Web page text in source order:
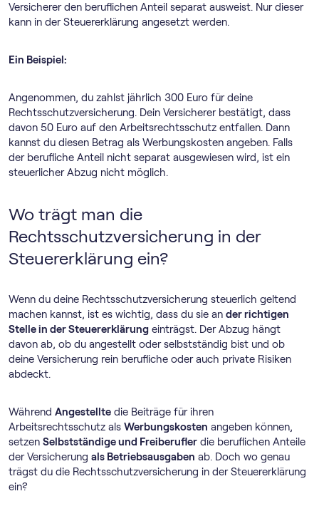
Versicherer den beruflichen Anteil separat ausweist. Nur dieser
kann in der Steuererklärung angesetzt werden.
Ein Beispiel:
Angenommen, du zahlst jährlich 300 Euro für deine
Rechtsschutzversicherung. Dein Versicherer bestätigt, dass
davon 50 Euro auf den Arbeitsrechtsschutz entfallen. Dann
kannst du diesen Betrag als Werbungskosten angeben. Falls
der berufliche Anteil nicht separat ausgewiesen wird, ist ein
steuerlicher Abzug nicht möglich.
Wo trägt man die
Rechtsschutzversicherung in der
Steuererklärung ein?
Wenn du deine Rechtsschutzversicherung steuerlich geltend
machen kannst, ist es wichtig, dass du sie an der richtigen
Stelle in der Steuererklärung einträgst. Der Abzug hängt
davon ab, ob du angestellt oder selbstständig bist und ob
deine Versicherung rein berufliche oder auch private Risiken
abdeckt.
Während Angestellte die Beiträge für ihren
Arbeitsrechtsschutz als Werbungskosten angeben können,
setzen Selbstständige und Freiberufler die beruflichen Anteile
der Versicherung als Betriebsausgaben ab. Doch wo genau
trägst du die Rechtsschutzversicherung in der Steuererklärung
ein?